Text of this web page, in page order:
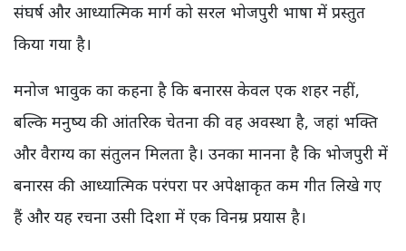
संघर्ष और आध्यात्मिक मार्ग को सरल भोजपुरी भाषा में प्रस्तुत
किया गया है।
मनोज भावुक का कहना है कि बनारस केवल एक शहर नहीं,
बल्कि मनुष्य की आंतरिक चेतना की वह अवस्था है, जहां भक्ति
और वैराग्य का संतुलन मिलता है। उनका मानना है कि भोजपुरी में
बनारस की आध्यात्मिक परंपरा पर अपेक्षाकृत कम गीत लिखे गए
हैं और यह रचना उसी दिशा में एक विनम्र प्रयास है।